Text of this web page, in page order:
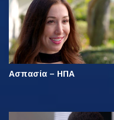
Ασπασία – ΗΠΑ